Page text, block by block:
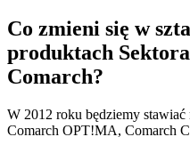
Co zmieni się w
produktach
Comarch?
W 2012 roku będziemy
Comarch OPT!MA, Comarch